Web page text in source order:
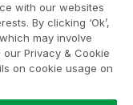
with our websites
By clicking ‘Ok’,
may involve
Privacy & Cookie
on cookie usage on